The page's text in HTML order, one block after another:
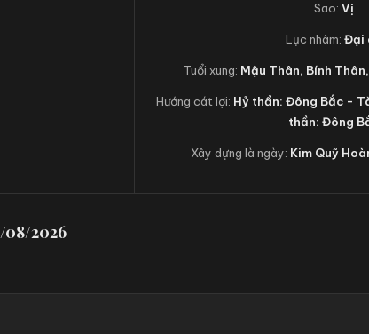
Sao: Vị
Lục nhâm: Đại
Tuổi xung: Mậu Thân, Bính
Hướng cát lợi: Hỷ thần: Đông Bắc -
thần: Đông
Xây dựng là ngày: Kim Quỹ
08/2026